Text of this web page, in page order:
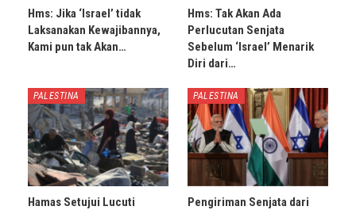
Hms: Jika ‘Israel’ tidak
Laksanakan Kewajibannya,
Kami pun tak Akan…
Hms: Tak Akan Ada
Perlucutan Senjata
Sebelum ‘Israel’ Menarik
Diri dari…
PALESTINA
Hamas Setujui Lucuti
PALESTINA
Pengiriman Senjata dari